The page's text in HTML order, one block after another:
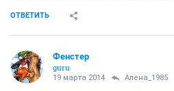
ОТВЕТИТЬ
Фенстер
guru
19 марта 2014 Алена_1985